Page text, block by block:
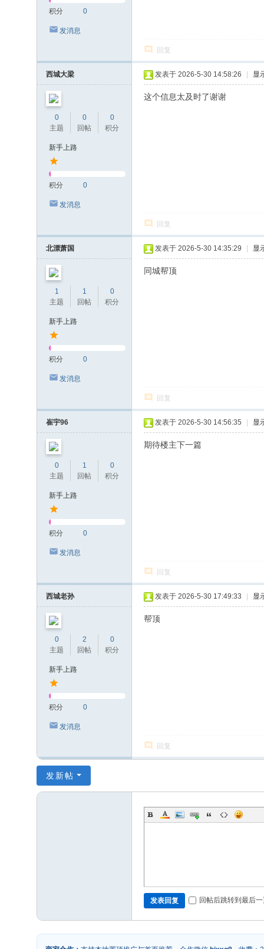
积分 0
发消息
回复
西城大梁
0
主题
0
回帖
0
积分
新手上路
积分 0
发消息
发表于 2026-5-30 14:58:26 显
这个信息太及时了谢谢
回复
北漂萧国
1
主题
1
回帖
0
积分
新手上路
积分 0
发消息
发表于 2026-5-30 14:35:29 显
同城帮顶
回复
崔宇96
0
主题
1
回帖
0
积分
新手上路
积分 0
发消息
发表于 2026-5-30 14:56:35 显
期待楼主下一篇
回复
西城老孙
0
主题
2
回帖
0
积分
新手上路
积分 0
发消息
发表于 2026-5-30 17:49:33 显
帮顶
回复
发新帖
发表回复 回帖后跳转到最后